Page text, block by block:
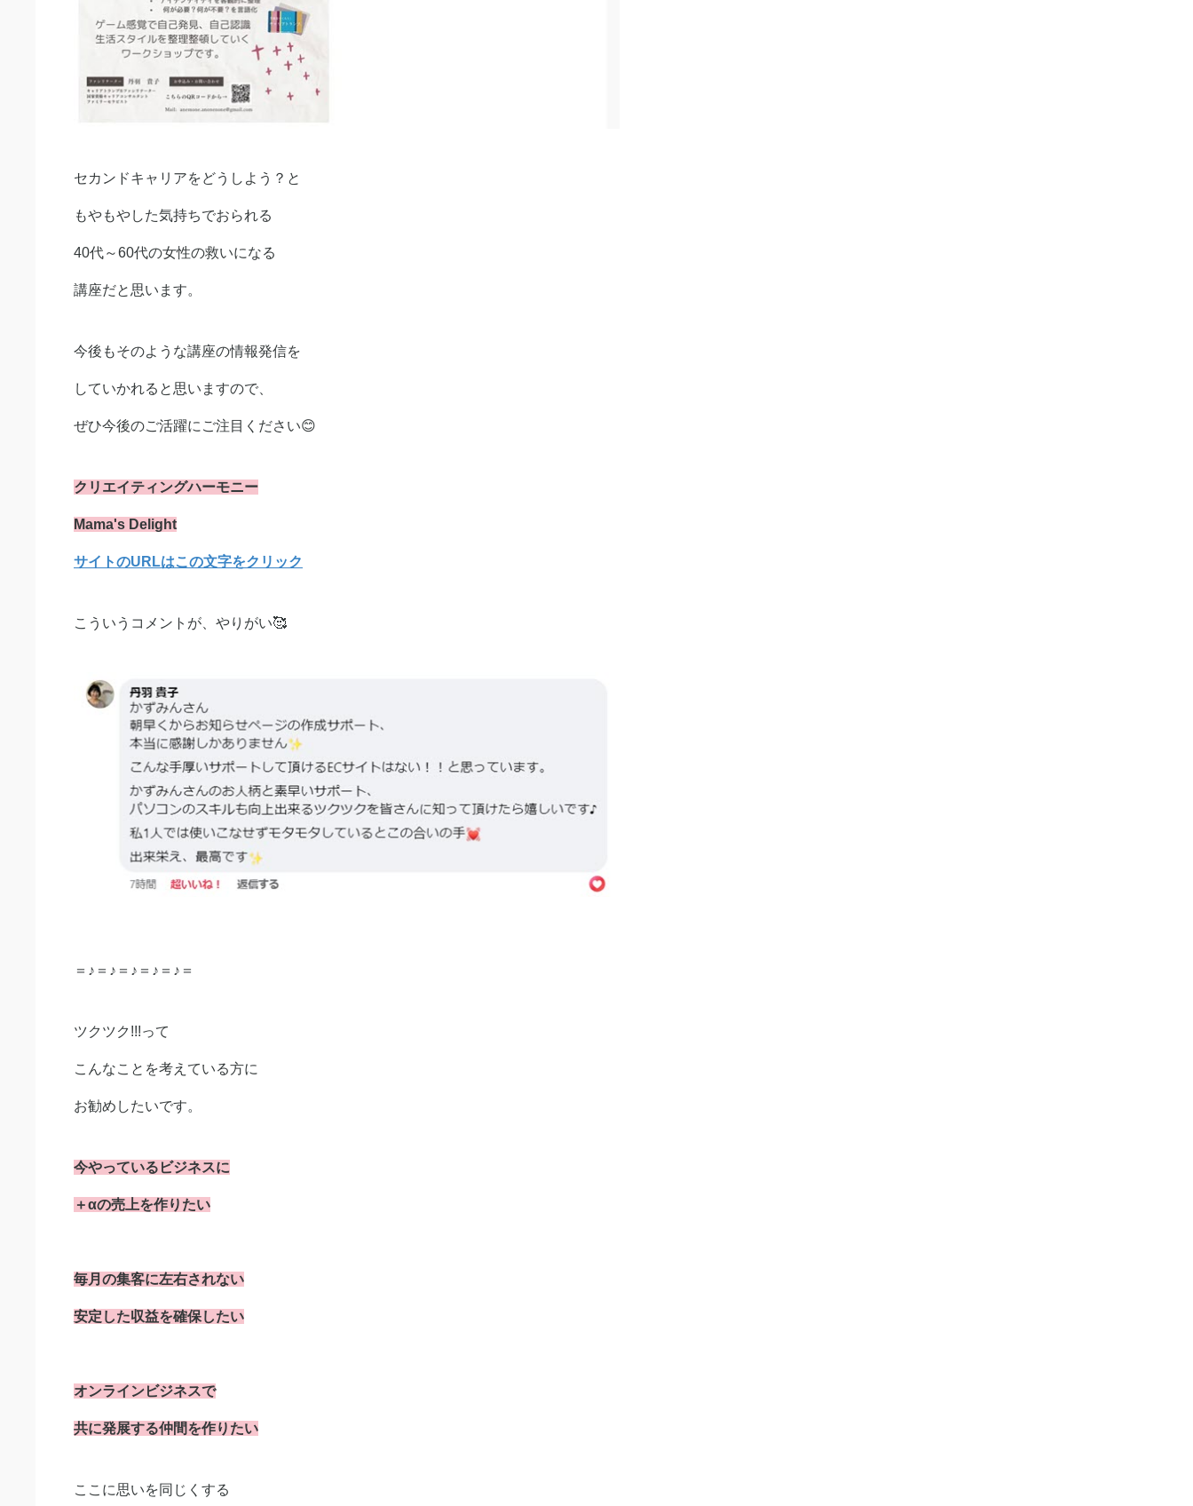
セカンドキャリアをどうしよう？と
もやもやした気持ちでおられる
40代～60代の女性の救いになる
講座だと思います。
今後もそのような講座の情報発信を
していかれると思いますので、
ぜひ今後のご活躍にご注目ください😊
クリエイティングハーモニー
Mama's Delight
サイトのURLはこの文字をクリック
こういうコメントが、やりがい🥰
＝♪＝♪＝♪＝♪＝♪＝
ツクツク!!!って
こんなことを考えている方に
お勧めしたいです。
今やっているビジネスに
＋αの売上を作りたい
毎月の集客に左右されない
安定した収益を確保したい
オンラインビジネスで
共に発展する仲間を作りたい
ここに思いを同じくする